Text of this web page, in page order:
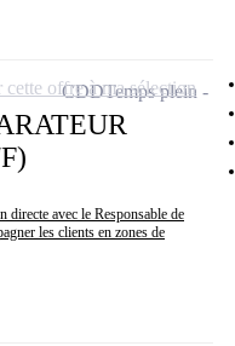
avec le Responsable de
les clients en zones de
CDDTemps plein
cette offre à ma sélection